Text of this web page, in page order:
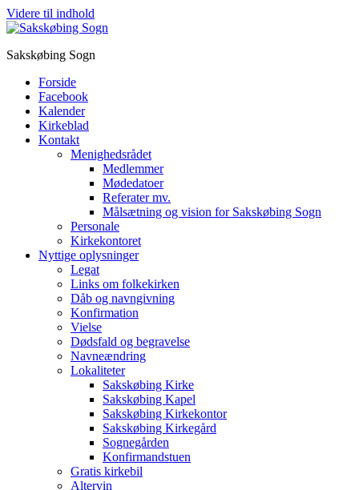
Videre til indhold
Sakskøbing Sogn
Forside
Facebook
Kalender
Kirkeblad
Kontakt
Menighedsrådet
Medlemmer
Mødedatoer
Referater mv.
Målsætning og vision for Sakskøbing Sogn
Personale
Kirkekontoret
Nyttige oplysninger
Legat
Links om folkekirken
Dåb og navngivning
Konfirmation
Vielse
Dødsfald og begravelse
Navneændring
Lokaliteter
Sakskøbing Kirke
Sakskøbing Kapel
Sakskøbing Kirkekontor
Sakskøbing Kirkegård
Sognegården
Konfirmandstuen
Gratis kirkebil
Altervin